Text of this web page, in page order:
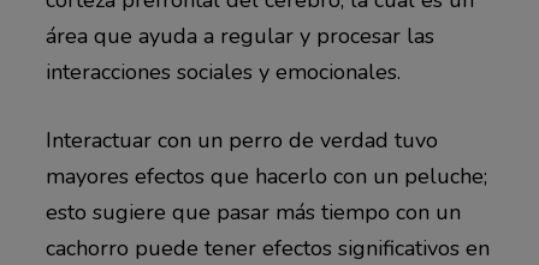
área que ayuda a regular y procesar las
interacciones sociales y emocionales.
Interactuar con un perro de verdad tuvo
mayores efectos que hacerlo con un peluche;
esto sugiere que pasar más tiempo con un
cachorro puede tener efectos significativos en